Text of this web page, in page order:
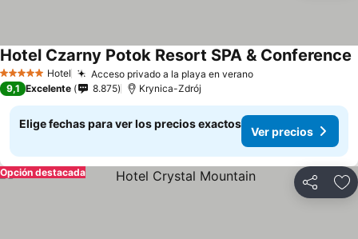
5 Estrellas Hotel Acceso privado a la playa en veranoVer precios
Hotel Czarny Potok Resort SPA & Conference
9,1 Excelente 8.875 Krynica-Zdrój
Elige fechas para ver los precios exactos
Ver precios
Compartir
Opción destacada